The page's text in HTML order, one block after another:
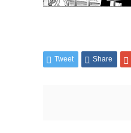
Tweet Share